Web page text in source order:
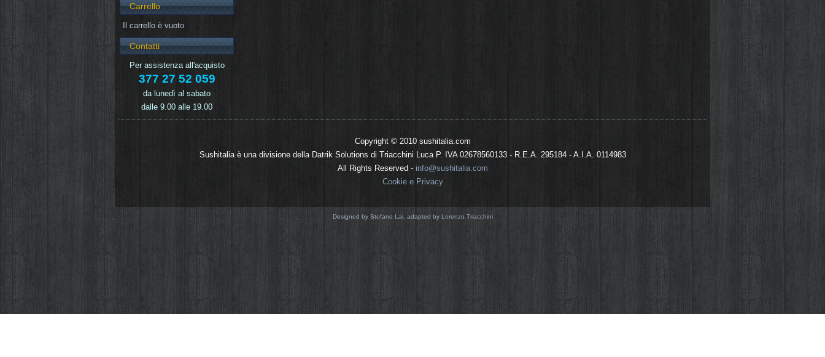
Carrello
Il carrello è vuoto
Contatti
Per assistenza all'acquisto
377 27 52 059
da lunedì al sabato
dalle 9.00 alle 19.00
Copyright © 2010 sushitalia.com
Sushitalia è una divisione della Datrik Solutions di Triacchini Luca P. IVA 02678560133 - R.E.A. 295184 - A.I.A. 0114983
All Rights Reserved - info@sushitalia.com
Cookie e Privacy
Designed by Stefano Lai, adapted by Lorenzo Triacchini